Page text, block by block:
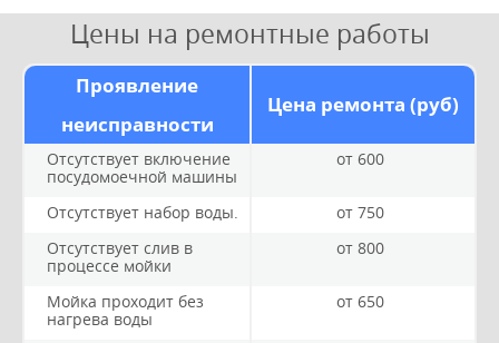
Цены на ремонтные работы
Проявление
неисправности
Цена ремонта (руб)
Отсутствует включение
посудомоечной машины
от 600
Отсутствует набор воды.
от 750
Отсутствует слив в
процессе мойки
от 800
Мойка проходит без
нагрева воды
от 650